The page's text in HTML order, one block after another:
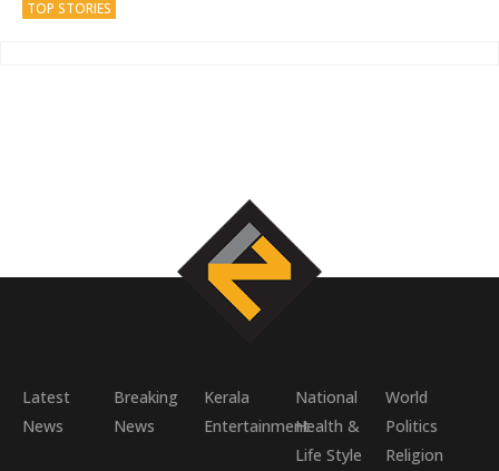
TOP STORIES
Latest
News
Breaking
News
Kerala National
World
EntertainmentHealth &
Life Style
Politics
Religion